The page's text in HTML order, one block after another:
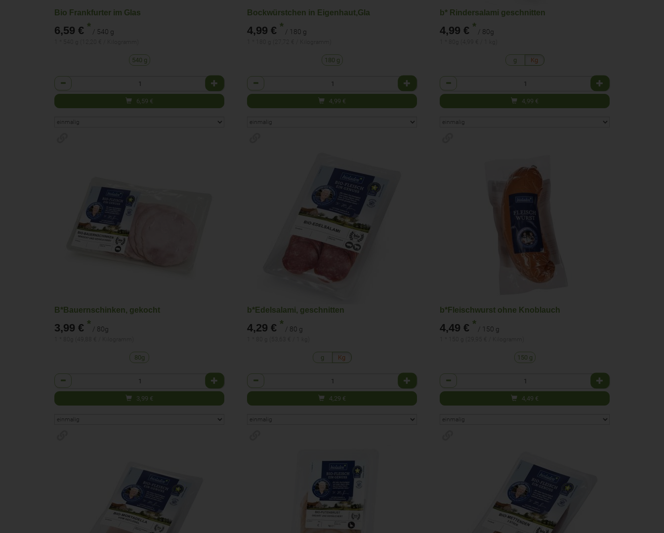
Bio Frankfurter im Glas
6,59 € * / 540 g
540 g
Anzahl
6,59 €
Bockwürstchen in Eigenhaut,Gla
4,99 € * / 180 g
180 g
Anzahl
4,99 €
b* Rindersalami geschnitten
4,99 € * / 80g
g Kg
Anzahl
4,99 €
B*Bauernschinken, gekocht
3,99 € * / 80g
80g
Anzahl
3,99 €
b*Edelsalami, geschnitten
4,29 € * / 80 g
g Kg
Anzahl
4,29 €
b*Fleischwurst ohne Knoblauch
4,49 € * / 150 g
150 g
Anzahl
4,49 €